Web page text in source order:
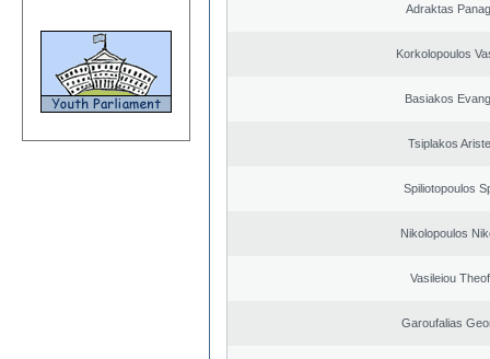
Adraktas
Korkolopoulos
Basiakos
Tsiplakos
Spiliotopoulos
Nikolopoulos
Vasileiou
Garoufalias